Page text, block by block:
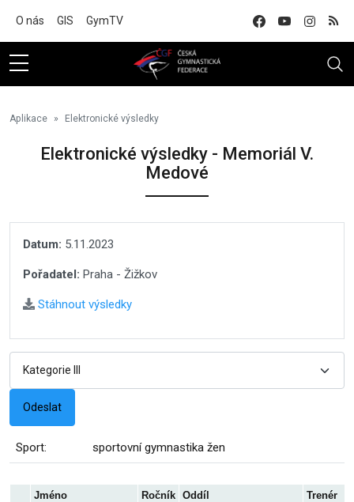
O nás GIS GymTV
Aplikace Elektronické výsledky
Elektronické výsledky - Memoriál V.
Medové
Datum: 5.11.2023
Pořadatel: Praha - Žižkov
Stáhnout výsledky
Sport: sportovní gymnastika žen
Jméno Ročník Oddíl
Trenér